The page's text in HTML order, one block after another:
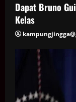
Dapat Bruno
Kelas